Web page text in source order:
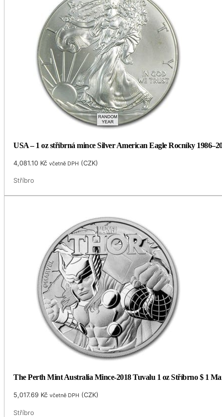
USA – 1 oz stříbrná mince Silver American Eagle Rocníky
4,081.10 Kč včetně DPH (CZK)
Stříbro
The Perth Mint Australia Mince-2018 Tuvalu 1 oz Stříbrno $ 1
5,017.69 Kč včetně DPH (CZK)
Stříbro